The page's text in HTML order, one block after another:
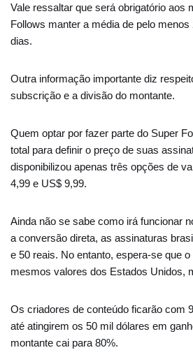
Vale ressaltar que será obrigatório aos
Follows manter a média de pelo
dias.
Outra informação importante diz
subscrição e a divisão do montante.
Quem optar por fazer parte do Super
total para definir o preço de suas
disponibilizou apenas três opções de
4,99 e US$ 9,99.
Ainda não se sabe como irá funcionar
a conversão direta, as assinaturas
e 50 reais. No entanto, espera-se que o
mesmos valores dos Estados Unidos,
Os criadores de conteúdo ficarão com
até atingirem os 50 mil dólares em
montante cai para 80%.